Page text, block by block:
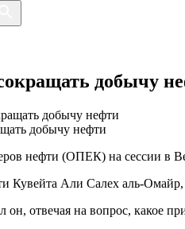
добычу
добычу нефти
нефти (ОПЕК) на сессии в
Кувейта Али Салех аль-Омайр,
отвечая на вопрос, какое